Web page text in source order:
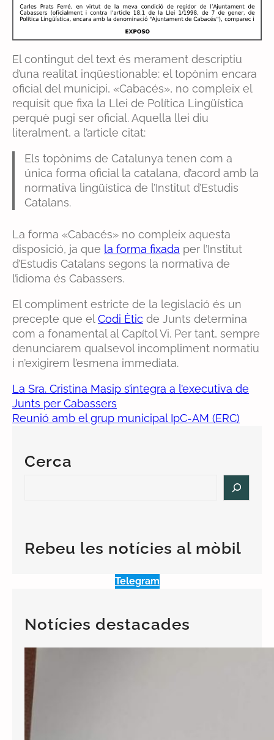
El contingut del text és merament descriptiu
d’una realitat inqüestionable: el topònim encara
oficial del municipi, «Cabacés», no compleix el
requisit que fixa la Llei de Política Lingüística
perquè pugi ser oficial. Aquella llei diu
literalment, a l’article citat:
Els topònims de Catalunya tenen com a
única forma oficial la catalana, d’acord amb la
normativa lingüística de l’Institut d’Estudis
Catalans.
La forma «Cabacés» no compleix aquesta
disposició, ja que la forma fixada per l’Institut
d’Estudis Catalans segons la normativa de
l’idioma és Cabassers.
El compliment estricte de la legislació és un
precepte que elCodi Ètic de Junts determina
com a fonamental al Capítol Vi. Per tant, sempre
denunciarem qualsevol incompliment normatiu
i n’exigirem l’esmena immediata.
La Sra. Cristina Masip s’integra a l’executiva de
Junts per Cabassers
Reunió amb el grup municipal IpC-AM (ERC)
Cerca
hRebeu les notícies al mòbil
Telegram
Notícies destacades